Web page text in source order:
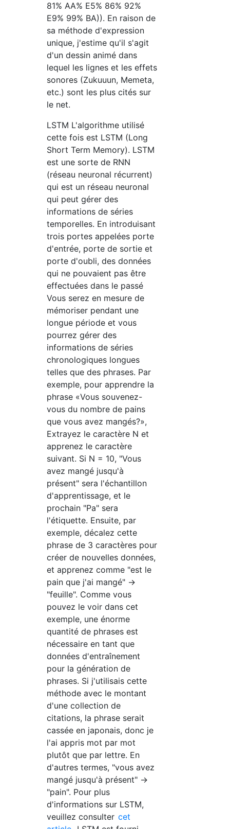
81% AA% E5% 86% 92%
E9% 99% BA)). En raison de
sa méthode d'expression
unique, j'estime qu'il s'agit
d'un dessin animé dans
lequel les lignes et les effets
sonores (Zukuuun, Memeta,
etc.) sont les plus cités sur
le net.
LSTM L'algorithme utilisé
cette fois est LSTM (Long
Short Term Memory). LSTM
est une sorte de RNN
(réseau neuronal récurrent)
qui est un réseau neuronal
qui peut gérer des
informations de séries
temporelles. En introduisant
trois portes appelées porte
d'entrée, porte de sortie et
porte d'oubli, des données
qui ne pouvaient pas être
effectuées dans le passé
Vous serez en mesure de
mémoriser pendant une
longue période et vous
pourrez gérer des
informations de séries
chronologiques longues
telles que des phrases. Par
exemple, pour apprendre la
phrase «Vous souvenez-
vous du nombre de pains
que vous avez mangés?»,
Extrayez le caractère N et
apprenez le caractère
suivant. Si N = 10, "Vous
avez mangé jusqu'à
présent" sera l'échantillon
d'apprentissage, et le
prochain "Pa" sera
l'étiquette. Ensuite, par
exemple, décalez cette
phrase de 3 caractères pour
créer de nouvelles données,
et apprenez comme "est le
pain que j'ai mangé" →
"feuille". Comme vous
pouvez le voir dans cet
exemple, une énorme
quantité de phrases est
nécessaire en tant que
données d'entraînement
pour la génération de
phrases. Si j'utilisais cette
méthode avec le montant
d'une collection de
citations, la phrase serait
cassée en japonais, donc je
l'ai appris mot par mot
plutôt que par lettre. En
d'autres termes, "vous avez
mangé jusqu'à présent" →
"pain". Pour plus
d'informations sur LSTM,
veuillez consulter cet